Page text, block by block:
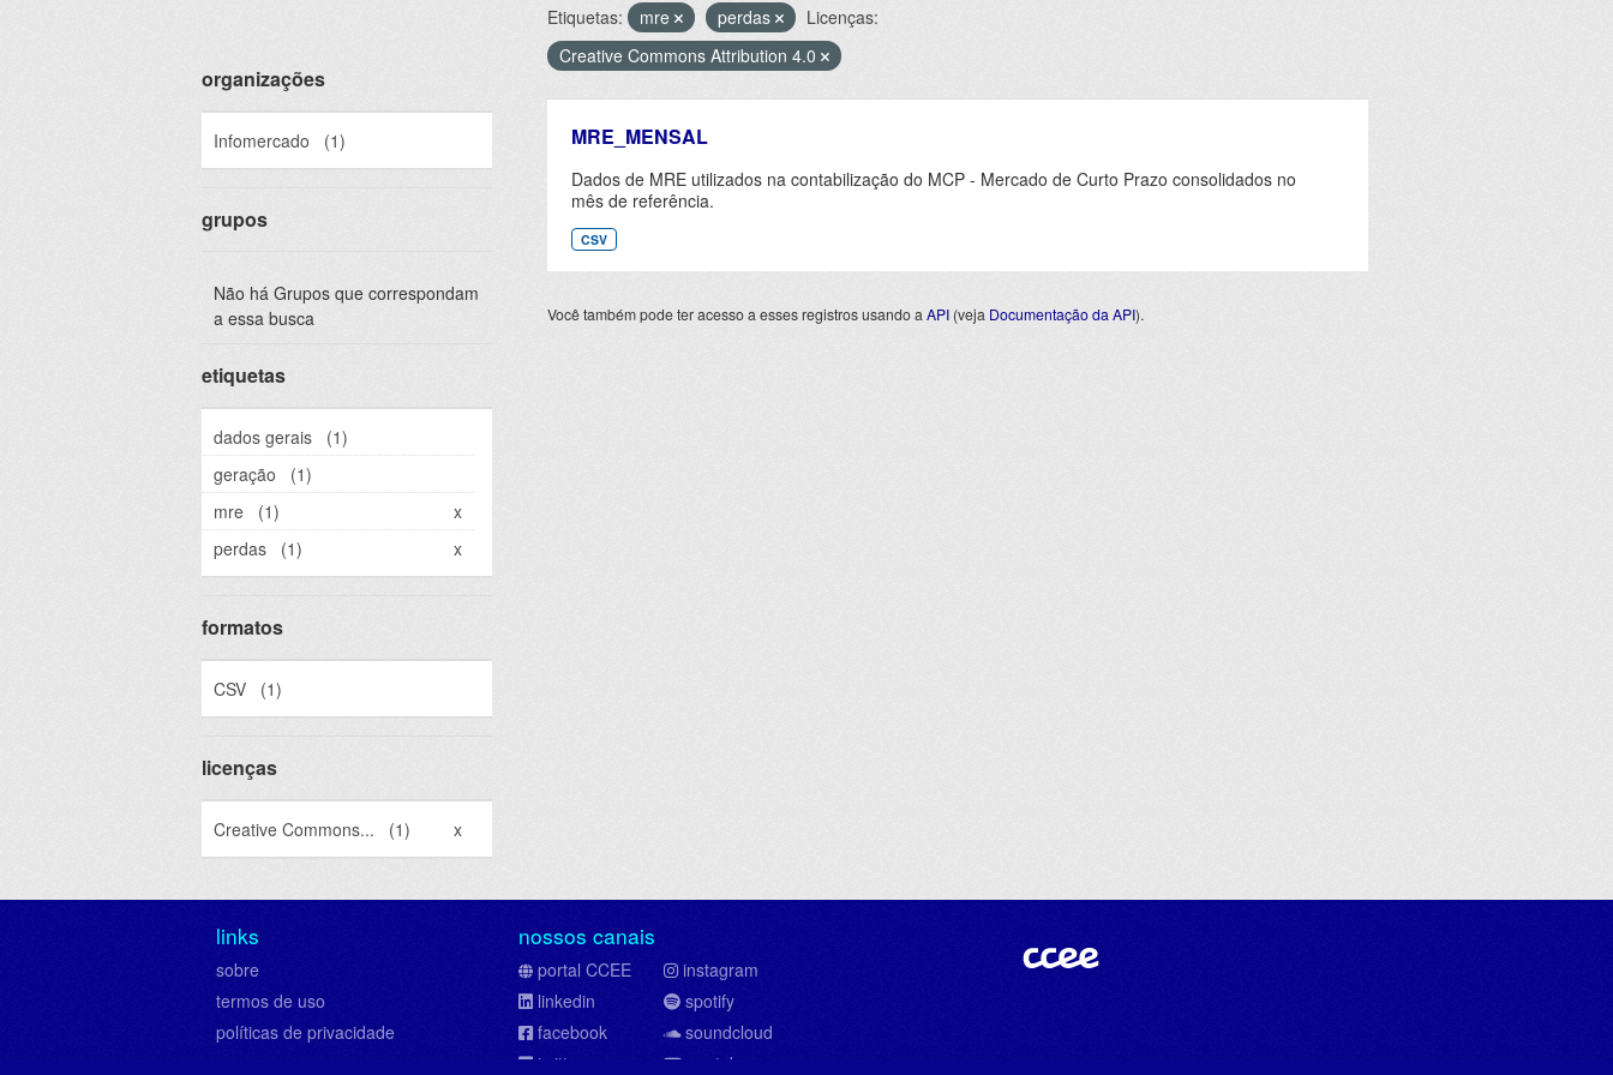
organizações
Infomercado (1)
grupos
Não há Grupos que correspondam
a essa busca
etiquetas
dados gerais
(1)
geração
(1)
mre
(1)
x
perdas
(1) x
formatos
CSV (1)
licenças
Creative Commons... (1) x
Etiquetas: mre perdas
Licenças:
Creative Commons Attribution 4.0
MRE_MENSAL
Dados de MRE utilizados na contabilização do MCP - Mercado de Curto Prazo consolidados no
mês de referência.
CSV
Você também pode ter acesso a esses registros usando a API (veja Documentação da API).
links
sobre
termos de uso
políticas de privacidade
nossos canais
portal CCEE
linkedin
facebook
twitter
instagram
spotify
soundcloud
youtube